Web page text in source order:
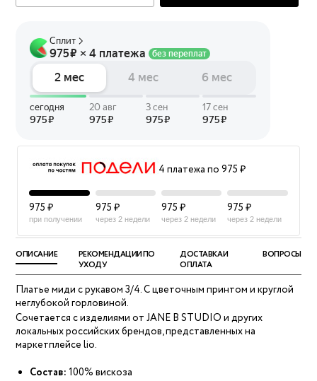
4 платежа по 975 ₽
975 ₽
при получении
975 ₽
через 2 недели
975 ₽
через 2 недели
975 ₽
через 2 недели
ОПИСАНИЕ
РЕКОМЕНДАЦИИ ПО
УХОДУ
ДОСТАВКА И
ОПЛАТА
ВОПРОСЫ
Платье миди с рукавом 3/4. С цветочным принтом и круглой
неглубокой горловиной.
Сочетается с изделиями от JANE B STUDIO и других
локальных российских брендов, представленных на
маркетплейсе lio.
Состав: 100% вискоза